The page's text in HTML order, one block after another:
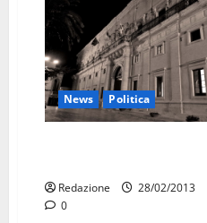
News Politica
Redazione
28/02/2013
0